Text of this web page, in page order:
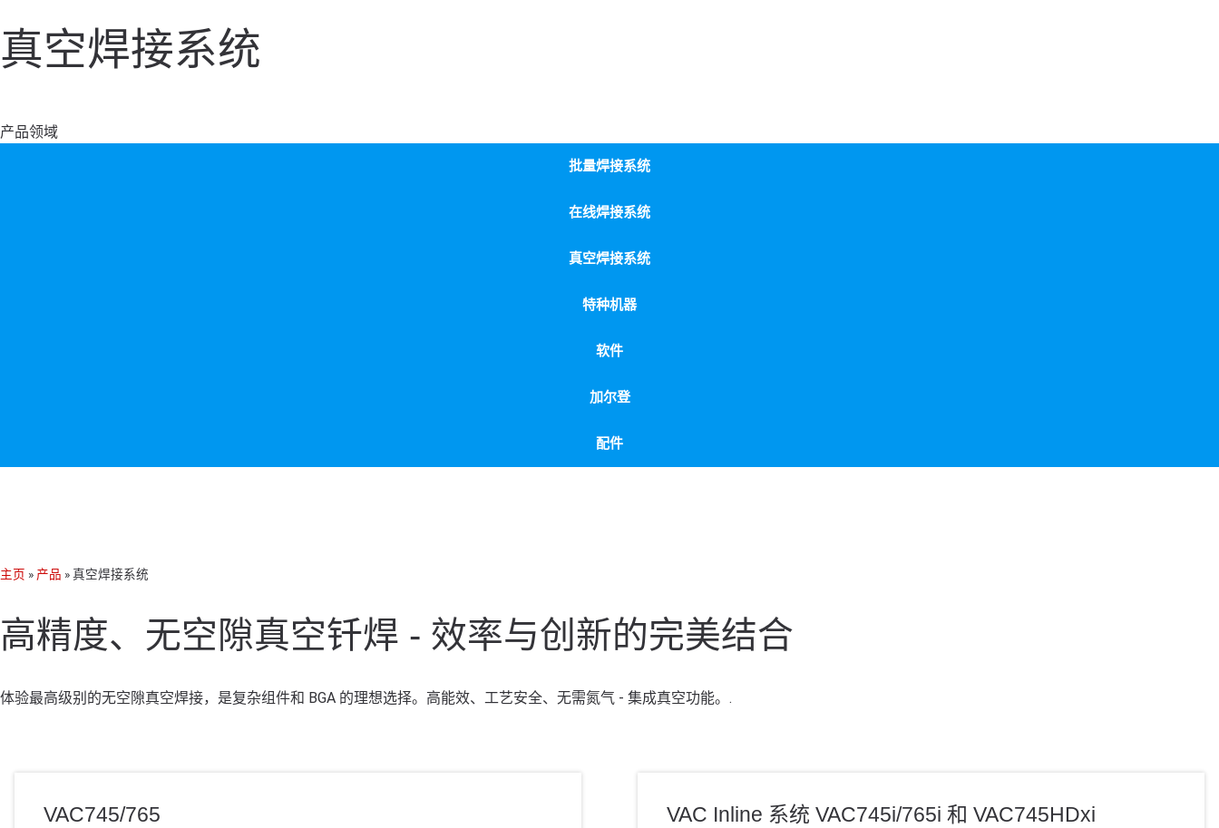
真空焊接系统
产品领域
批量焊接系统
在线焊接系统
真空焊接系统
特种机器
软件
加尔登
配件
主页 » 产品 »真空焊接系统
高精度、无空隙真空钎焊 - 效率与创新的完美结合
体验最高级别的无空隙真空焊接，是复杂组件和 BGA 的理想选择。高能效、工艺安全、无需氮气 - 集成真空功能。.
VAC745/765 VAC Inline 系统 VAC745i/765i 和 VAC745HDxi